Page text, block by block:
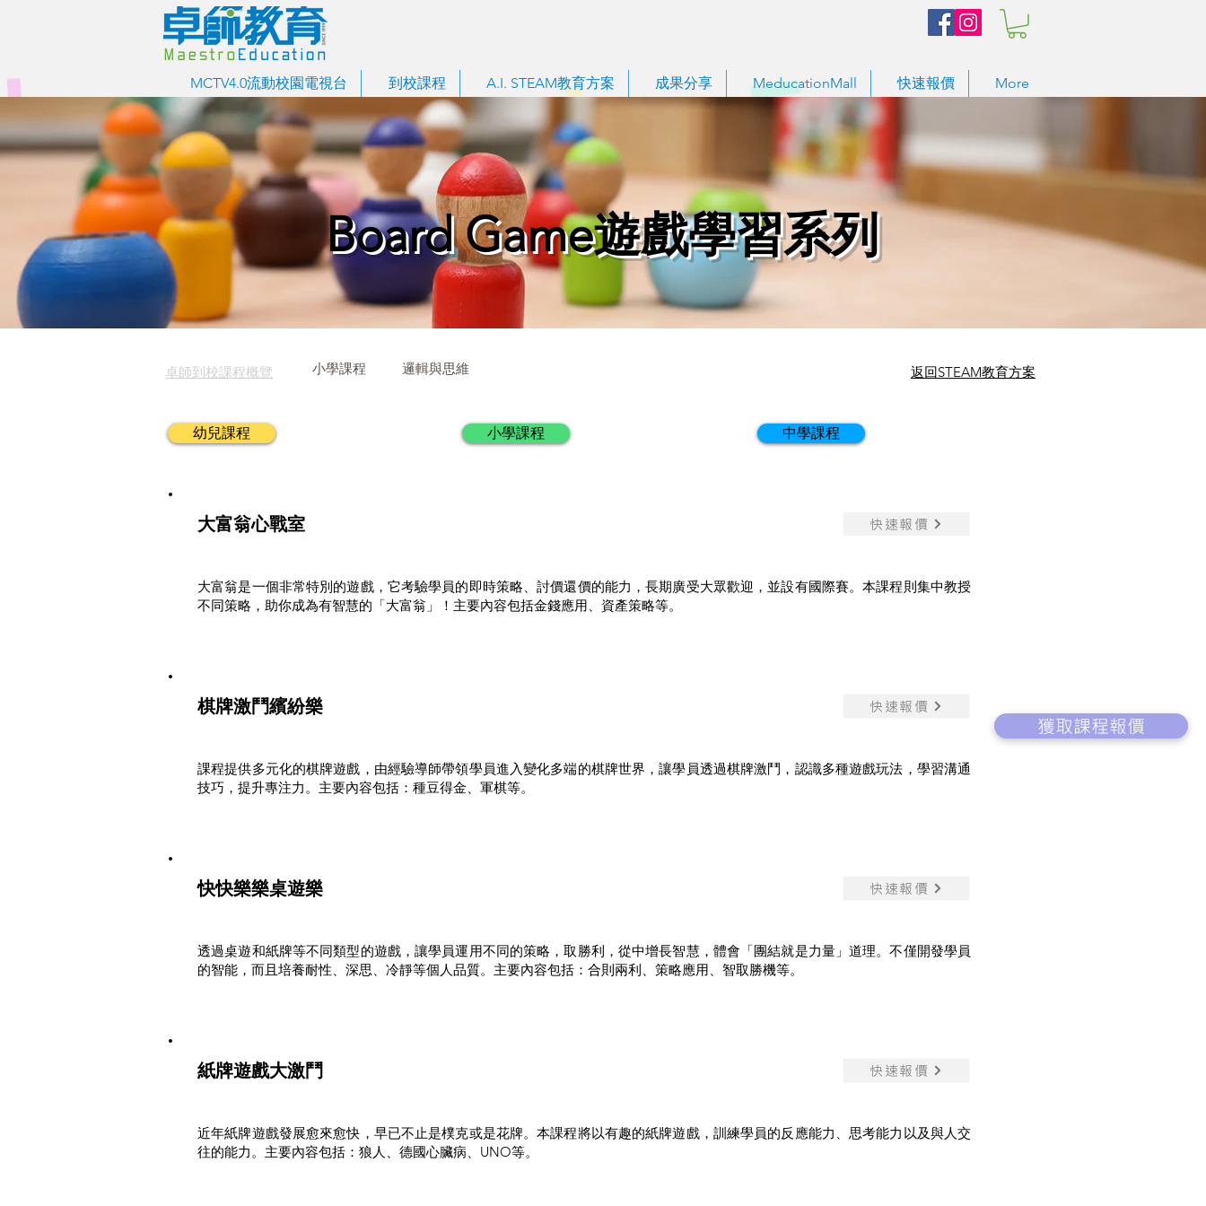
MCTV4.0流動校園電視台 到校課程 A.I. STEAM教育方案 成果分享 MeducationMall 快速報價 More
獲取課程報價
Board Game遊戲學習系列
卓師到校課程概覽 小學課程 邏輯與思維 ​返回STEAM教育方案
小學課程 中學課程
幼兒課程
大富翁心戰室 快速報價
大富翁是一個非常特別的遊戲，它考驗學員的即時策略、討價還價的能力，長期廣受大眾歡迎，並設有國際賽。本課程則集中教授
不同策略，助你成為有智慧的「大富翁」！主要內容包括金錢應用、資產策略等。
棋牌激鬥繽紛樂 快速報價
課程提供多元化的棋牌遊戲，由經驗導師帶領學員進入變化多端的棋牌世界，讓學員透過棋牌激鬥，認識多種遊戲玩法，學習溝通
技巧，提升專注力。主要內容包括：種豆得金、軍棋等。
快快樂樂桌遊樂 快速報價
透過桌遊和紙牌等不同類型的遊戲，讓學員運用不同的策略，取勝利，從中增長智慧，體會「團結就是力量」道理。不僅開發學員
的智能，而且培養耐性、深思、冷靜等個人品質。主要內容包括：合則兩利、策略應用、智取勝機等。
紙牌遊戲大激鬥 快速報價
近年紙牌遊戲發展愈來愈快，早已不止是樸克或是花牌。本課程將以有趣的紙牌遊戲，訓練學員的反應能力、思考能力以及與人交
往的能力。主要內容包括：狼人、德國心臟病、UNO等。